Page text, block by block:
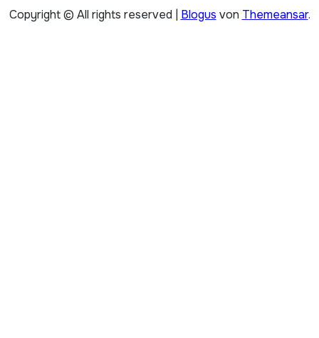
Copyright © All rights reserved Blogus von Themeansar.